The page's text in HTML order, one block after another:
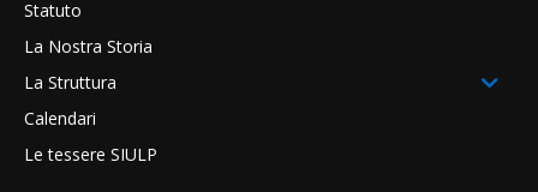
Statuto
La Nostra Storia
La Struttura
Calendari
Le tessere SIULP